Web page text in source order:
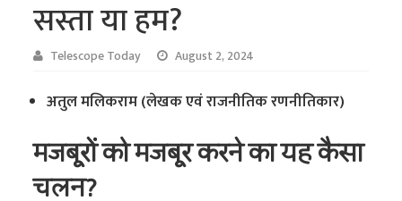
सस्ता या हम?
Telescope Today August 2, 2024
अतुल मलिकराम (लेखक एवं राजनीतिक रणनीतिकार)
मजबूरों को मजबूर करने का यह कैसा
चलन?